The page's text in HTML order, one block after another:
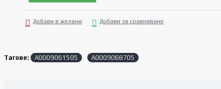
Добави в желани Добави за сравняване
Тагове: A0009061505 A0009068705